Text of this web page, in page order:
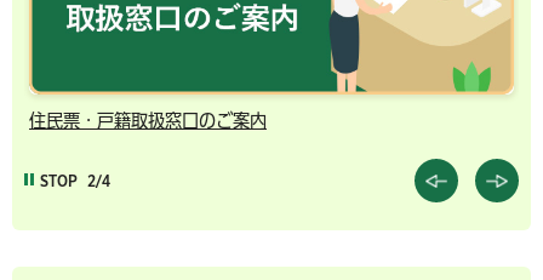
住民票・戸籍取扱窓口のご案内
STOP 2/4